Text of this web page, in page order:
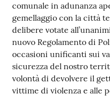
comunale in adunanza
gemellaggio con la città
delibere votate
nuovo Regolamento di
occasioni unificanti sui
sicurezza del nostro
volontà di devolvere il
vittime di violenza e alle